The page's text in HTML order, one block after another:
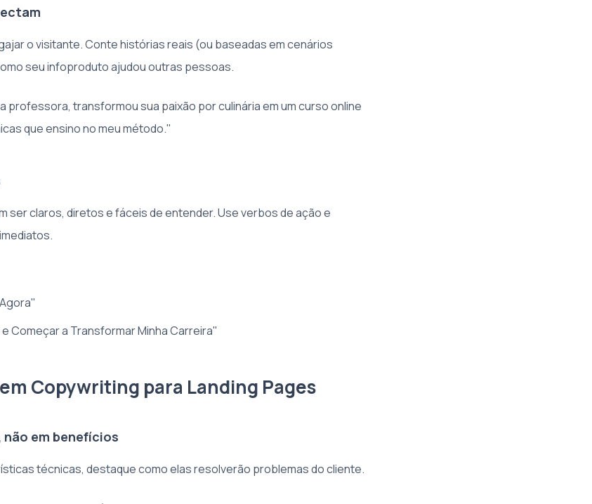
o visitante. Conte histórias reais (ou baseadas em cenários
seu infoproduto ajudou outras pessoas.
professora, transformou sua paixão por culinária em um curso online
que ensino no meu método."
ser claros, diretos e fáceis de entender. Use verbos de ação e
Começar a Transformar Minha Carreira"
Copywriting para Landing Pages
não em benefícios
técnicas, destaque como elas resolverão problemas do cliente.